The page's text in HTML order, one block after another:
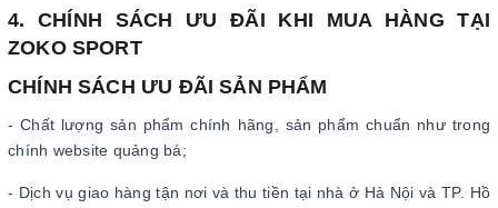
4. CHÍNH SÁCH ƯU ĐÃI KHI MUA HÀNG TẠI
ZOKO SPORT
CHÍNH SÁCH ƯU ĐÃI SẢN PHẨM
- Chất lượng sản phẩm chính hãng, sản phẩm chuẩn như trong
chính website quảng bá;
- Dịch vụ giao hàng tận nơi và thu tiền tại nhà ở Hà Nội và TP. Hồ